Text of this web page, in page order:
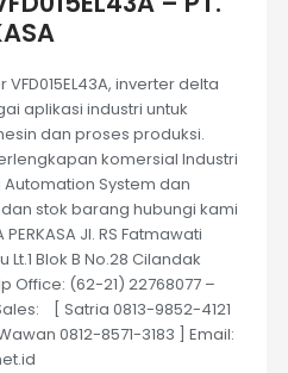
VFD015EL43A, inverter delta
aplikasi industri untuk
dan proses produksi.
komersial Industri
System dan
stok barang hubungi kami
Jl. RS Fatmawati
Blok B No.28 Cilandak
Office: (62-21) 22768077 –
[ Satria 0813-9852-4121
0812-8571-3183 ] Email: